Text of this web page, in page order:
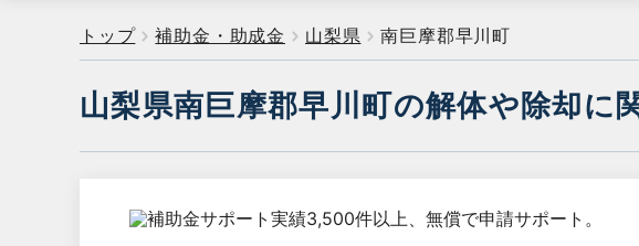
トップ 補助金・助成金 山梨県 南巨摩郡早川町
山梨県南巨摩郡早川町の解体や除却に